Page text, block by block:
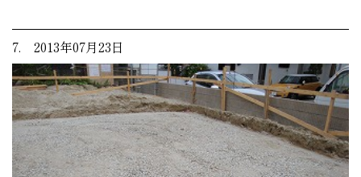
7. 2013年07月23日